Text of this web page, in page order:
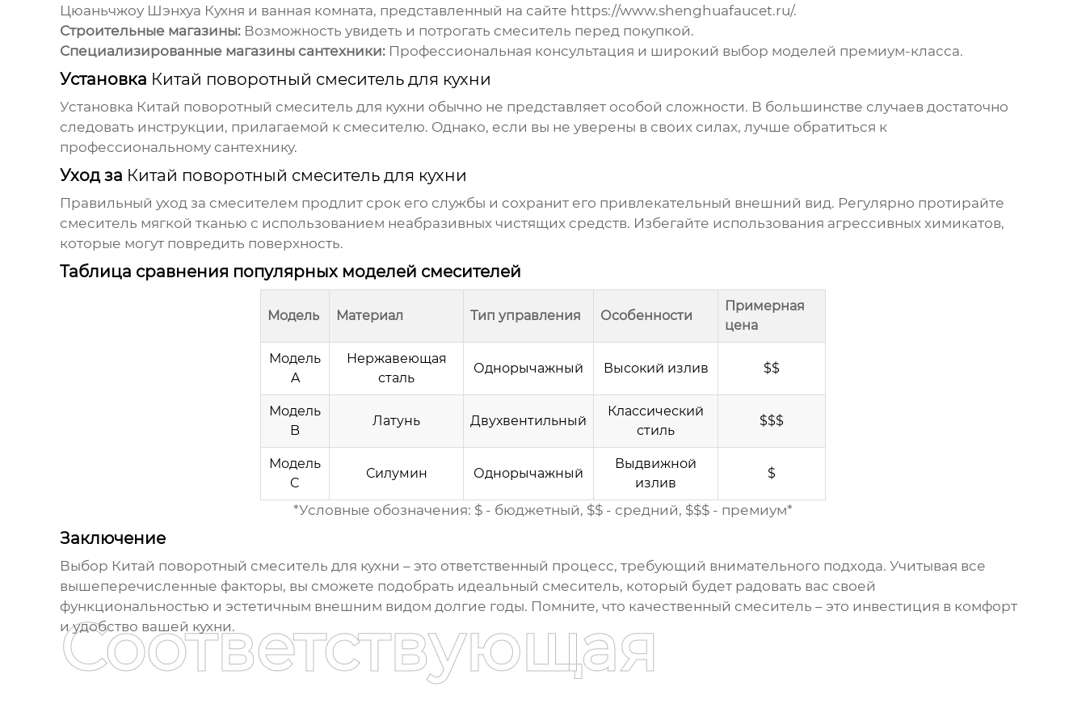
Цюаньчжоу Шэнхуа Кухня и ванная комната, представленный на сайте https://www.shenghuafaucet.ru/.
Строительные магазины:Возможность увидеть и потрогать смеситель перед покупкой.
Специализированные магазины сантехники:Профессиональная консультация и широкий выбор моделей премиум-класса.
Установка Китай поворотный смеситель для кухни
Установка Китай поворотный смеситель для кухни обычно не представляет особой сложности. В большинстве случаев достаточно
следовать инструкции, прилагаемой к смесителю. Однако, если вы не уверены в своих силах, лучше обратиться к
профессиональному сантехнику.
Уход за Китай поворотный смеситель для кухни
Правильный уход за смесителем продлит срок его службы и сохранит его привлекательный внешний вид. Регулярно протирайте
смеситель мягкой тканью с использованием неабразивных чистящих средств. Избегайте использования агрессивных химикатов,
которые могут повредить поверхность.
Таблица сравнения популярных моделей смесителей
Модель Материал Тип управления Особенности
Примерная
цена
Модель
A
Нержавеющая
сталь
Однорычажный Высокий излив $$
Модель
B
Латунь Двухвентильный
Классический
стиль
$$$
Модель
C
Силумин Однорычажный
Выдвижной
излив
$
*Условные обозначения: $ - бюджетный, $$ - средний, $$$ - премиум*
Заключение
Выбор Китай поворотный смеситель для кухни – это ответственный процесс, требующий внимательного подхода. Учитывая все
вышеперечисленные факторы, вы сможете подобрать идеальный смеситель, который будет радовать вас своей
функциональностью и эстетичным внешним видом долгие годы. Помните, что качественный смеситель – это инвестиция в комфорт
и удобство вашей кухни.
Соответствующая